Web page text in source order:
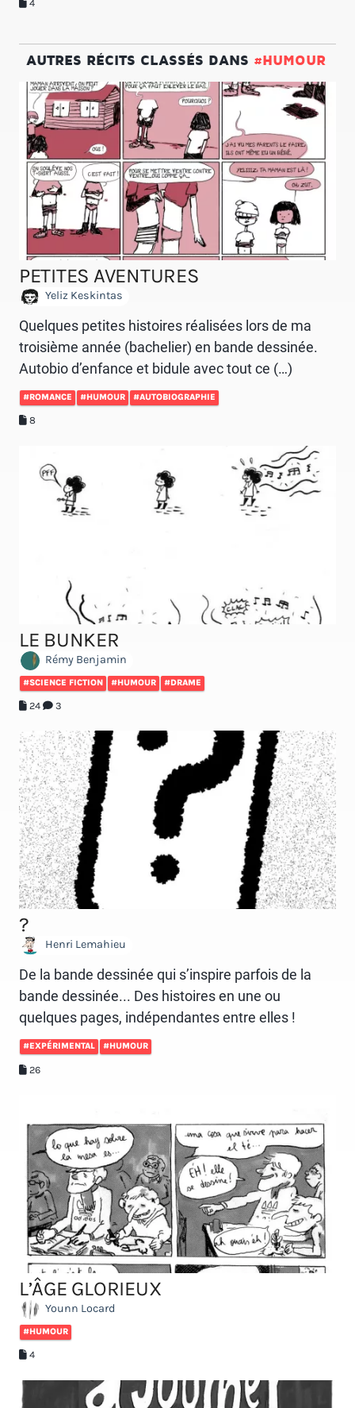
4
AUTRES RÉCITS CLASSÉS DANS #HUMOUR
PETITES AVENTURES
Yeliz Keskintas
Quelques petites histoires réalisées lors de ma
troisième année (bachelier) en bande dessinée.
Autobio d’enfance et bidule avec tout ce (…)
#ROMANCE #HUMOUR #AUTOBIOGRAPHIE
8
LE BUNKER
Rémy Benjamin
#SCIENCE FICTION #HUMOUR #DRAME
24 3
?
Henri Lemahieu
De la bande dessinée qui s’inspire parfois de la
bande dessinée... Des histoires en une ou
quelques pages, indépendantes entre elles !
#EXPÉRIMENTAL #HUMOUR
26
L’ÂGE GLORIEUX
Younn Locard
#HUMOUR
4